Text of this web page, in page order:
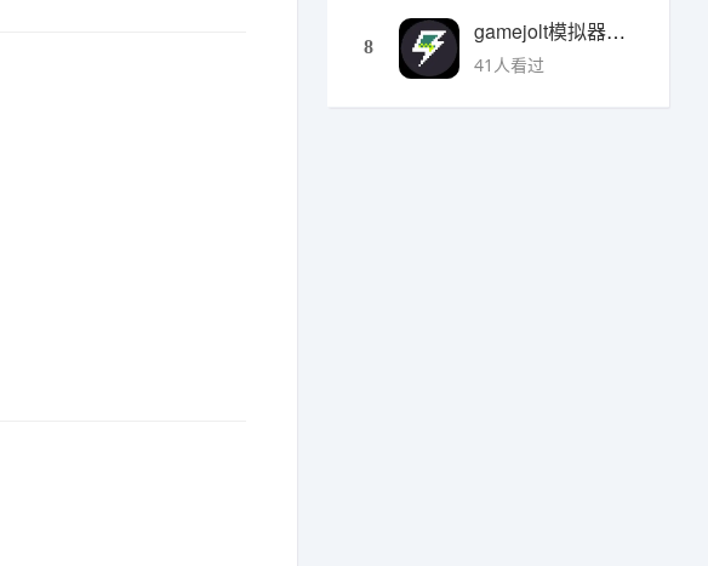
8
gamejolt模拟器下载
41人看过